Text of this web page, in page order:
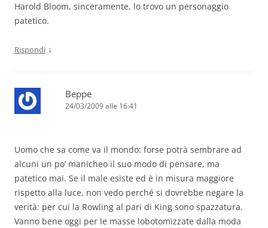
Harold Bloom, sinceramente, lo trovo un personaggio
patetico.
Rispondi ↓
Beppe
24/03/2009 alle 16:41
Uomo che sa come va il mondo: forse potrà sembrare ad
alcuni un po’ manicheo il suo modo di pensare, ma
patetico mai. Se il male esiste ed è in misura maggiore
rispetto alla luce, non vedo perché si dovrebbe negare la
verità: per cui la Rowling al pari di King sono spazzatura.
Vanno bene oggi per le masse lobotomizzate dalla moda